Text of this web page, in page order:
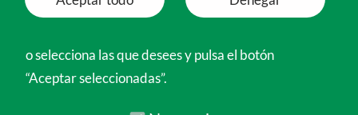
Necesarias
Preferencias
Analíticas